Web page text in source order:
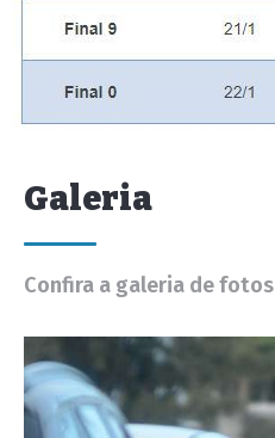
Galeria
Confira a galeria de fotos